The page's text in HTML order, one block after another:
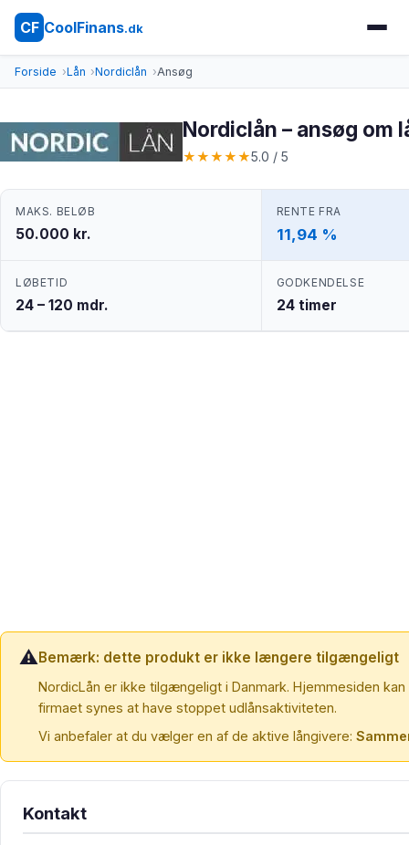
CF CoolFinans.dk
Forside Lån Nordiclån Ansøg
Nordiclån – ansøg om
★★★★★5.0 / 5
MAKS. BELØB
50.000 kr.
RENTE FRA
11,94 %
LØBETID
24 – 120 mdr.
GODKENDELSE
24 timer
⚠️Bemærk: dette produkt er ikke længere tilgængeligt
NordicLån er ikke tilgængeligt i Danmark. Hjemmesiden
firmaet synes at have stoppet udlånsaktiviteten.
Vi anbefaler at du vælger en af de aktive långivere:
Kontakt